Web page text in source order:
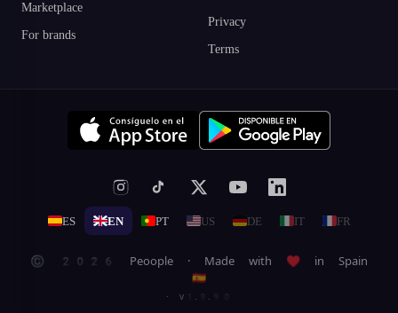
Marketplace
For brands
Privacy
Terms
ES EN PT US DE IT FR
© 2026 Peoople · Made with ♥ in Spain
🇪🇸
· v1.9.90